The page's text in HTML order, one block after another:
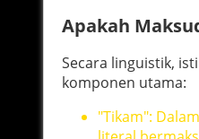
Apakah
Secara linguistik,
komponen utama:
"Tikam":